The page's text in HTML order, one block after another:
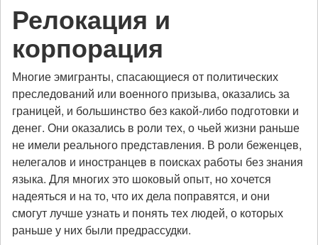
Релокация и
корпорация
Многие эмигранты, спасающиеся от политических
преследований или военного призыва, оказались за
границей, и большинство без какой-либо подготовки и
денег. Они оказались в роли тех, о чьей жизни раньше
не имели реального представления. В роли беженцев,
нелегалов и иностранцев в поисках работы без знания
языка. Для многих это шоковый опыт, но хочется
надеяться и на то, что их дела поправятся, и они
смогут лучше узнать и понять тех людей, о которых
раньше у них были предрассудки.